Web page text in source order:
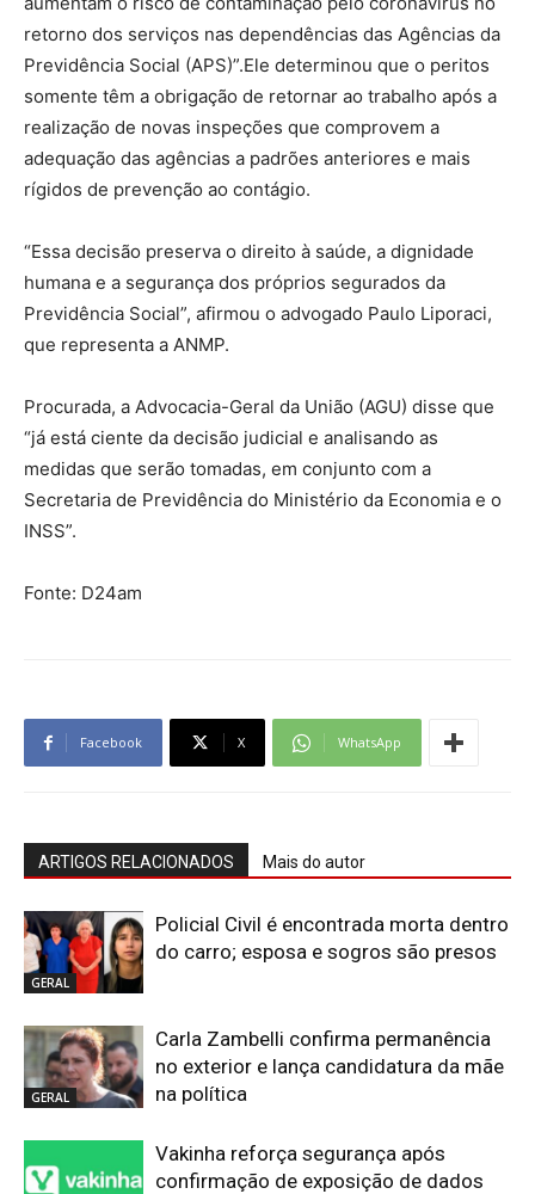
retorno dos serviços nas dependências das Agências da
Previdência Social (APS)”.Ele determinou que o peritos
somente têm a obrigação de retornar ao trabalho após a
realização de novas inspeções que comprovem a
adequação das agências a padrões anteriores e mais
rígidos de prevenção ao contágio.
“Essa decisão preserva o direito à saúde, a dignidade
humana e a segurança dos próprios segurados da
Previdência Social”, afirmou o advogado Paulo Liporaci,
que representa a ANMP.
Procurada, a Advocacia-Geral da União (AGU) disse que
“já está ciente da decisão judicial e analisando as
medidas que serão tomadas, em conjunto com a
Secretaria de Previdência do Ministério da Economia e o
INSS”.
Fonte: D24am
Facebook X WhatsApp
ARTIGOS RELACIONADOS Mais do autor
GERAL
Policial Civil é encontrada morta dentro
do carro; esposa e sogros são presos
GERAL
Carla Zambelli confirma permanência
no exterior e lança candidatura da mãe
na política
Vakinha reforça segurança após
confirmação de exposição de dados